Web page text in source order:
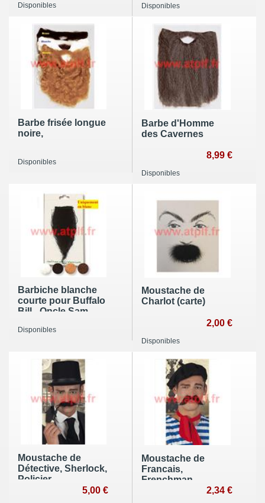
Disponibles Disponibles
Barbe frisée longue
noire,
Disponibles
Barbe d'Homme
des Cavernes
8,99 €
Disponibles
Barbiche blanche
courte pour Buffalo
Bill - Oncle Sam
Disponibles
Moustache de
Charlot (carte)
2,00 €
Disponibles
Moustache de
Détective, Sherlock,
Policier
5,00 €
Moustache de
Francais,
Frenchman,
2,34 €